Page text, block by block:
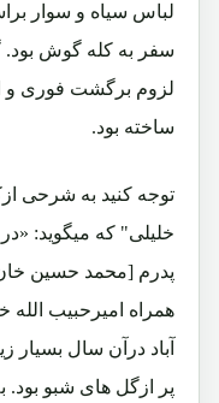
لباس سیاه و سوار
سفر به کله گوش بود.
لزوم برگشت فوری و
ساخته بود.
توجه کنید به شرحی
پدرم [محمد حسین
همراه امیرحبیب الله
آباد درآن سال بسیار
پر ازگل های شبو بود.